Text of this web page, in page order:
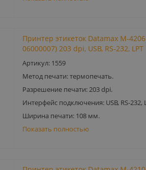
Принтер этикеток Datamax M-
06000007) 203 dpi, USB, RS-232, LPT
Артикул: 1559
Метод печати: термопечать.
Разрешение печати: 203 dpi.
Интерфейс подключения: USB, RS-232,
Ширина печати: 108 мм.
Показать полностью